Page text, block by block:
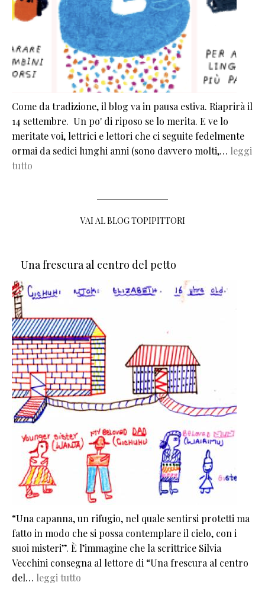
Come da tradizione, il blog va in pausa estiva. Riaprirà il
14 settembre. Un po' di riposo se lo merita. E ve lo
meritate voi, lettrici e lettori che ci seguite fedelmente
ormai da sedici lunghi anni (sono davvero molti,… leggi
tutto
VAI AL BLOG TOPIPITTORI
Una frescura al centro del petto
“Una capanna, un rifugio, nel quale sentirsi protetti ma
fatto in modo che si possa contemplare il cielo, con i
suoi misteri”. È l’immagine che la scrittrice Silvia
Vecchini consegna al lettore di “Una frescura al centro
del… leggi tutto